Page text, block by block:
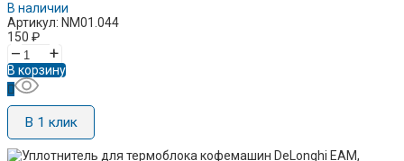
В наличии
Артикул: NM01.044
150 ₽
– +
В корзину
В 1 клик